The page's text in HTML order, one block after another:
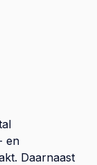
en
Daarnaast